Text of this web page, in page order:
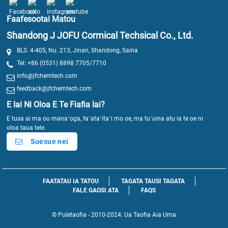
Faafesootai Matou
Shandong J JOFU Cormical Techsical Co., Ltd.
BLS. 4-405, Nu. 213, Jinan, Shandong, Saina
Tel: +86 (0531) 8898 7705/7710
info@jfchemtech.com
feedback@jfchemtech.com
E Iai Ni Oloa E Te Fiafia Iai?
E tusa ai ma ou manaʻoga, faʻataʻitaʻi mo oe, ma tuʻuina atu ia te oe ni
oloa taua tele.
Suesue nei
FAATATAU IA TATOU
TAGATA TAUSI TAGATA
FALE GAOSI ATA
FAQS
© Puletaofia - 2010-2024: Ua Taofia Aia Uma